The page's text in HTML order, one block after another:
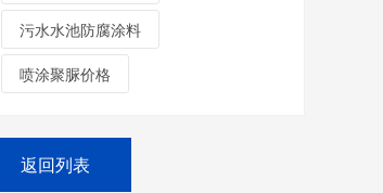
污水水池防腐涂料
喷涂聚脲价格
返回列表